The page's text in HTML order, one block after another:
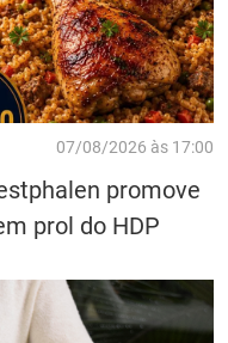
07/08/2026 às 17:00
promove
prol do HDP